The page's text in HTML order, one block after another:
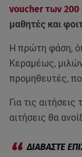
voucher των
μαθητές και
Η πρώτη φάση,
Κεραμέως,
προμηθευτές,
Για τις
αιτήσεις θα